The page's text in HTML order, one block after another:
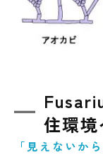
住環
「見えないか